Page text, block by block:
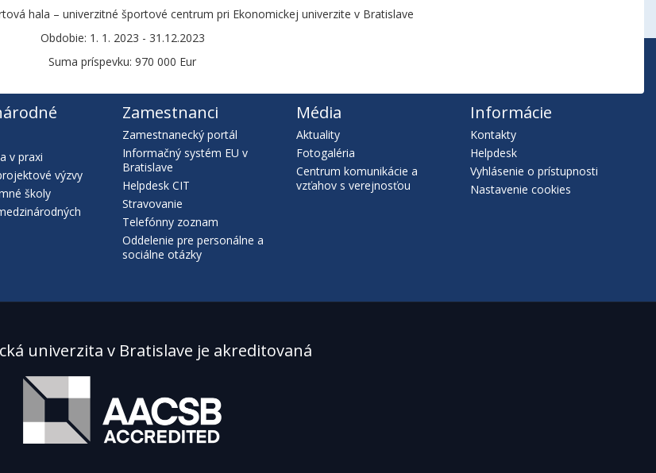
hala – univerzitné športové centrum pri Ekonomickej univerzite v Bratislave
Obdobie: 1. 1. 2023 - 31.12.2023
Suma príspevku: 970 000 Eur
v praxi
výzvy
školy
Zamestnanci
Zamestnanecký portál
Informačný systém EU v
Bratislave
Helpdesk CIT
Stravovanie
Telefónny zoznam
Oddelenie pre personálne a
sociálne otázky
Média
Aktuality
Fotogaléria
Centrum komunikácie a
vzťahov s verejnosťou
Informácie
Kontakty
Helpdesk
Vyhlásenie o prístupnosti
Nastavenie cookies
univerzita v Bratislave je akreditovaná